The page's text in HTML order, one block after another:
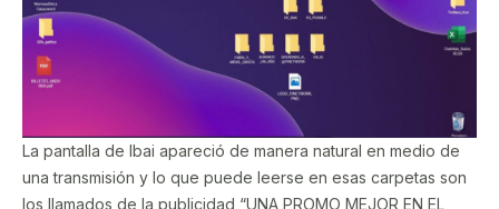
La pantalla de Ibai apareció de manera natural en medio de
una transmisión y lo que puede leerse en esas carpetas son
los llamados de la publicidad “UNA PROMO MEJOR EN EL